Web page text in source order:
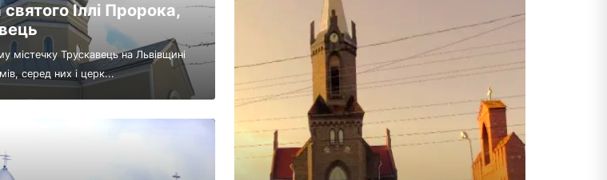
Іллі Пророка,
містечку Трускавець на Львівщині
серед них і церк...